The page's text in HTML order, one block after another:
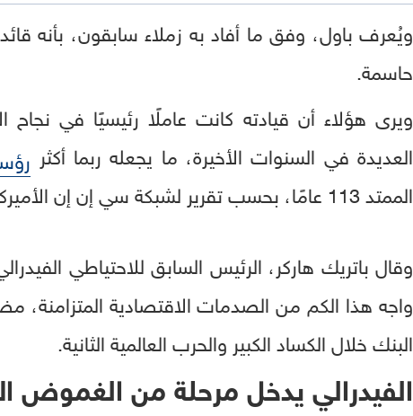
ويُعرف باول، وفق ما أفاد به زملاء سابقون، بأنه
حاسمة.
ويرى هؤلاء أن قيادته كانت عاملًا رئيسيًا في نجاح
العديدة في السنوات الأخيرة، ما يجعله ربما أكثر
الممتد 113 عامًا، بحسب تقرير لشبكة سي إن إن الأميركية.
وقال باتريك هاركر، الرئيس السابق للاحتياطي
واجه هذا الكم من الصدمات الاقتصادية المتزامنة،
البنك خلال الكساد الكبير والحرب العالمية الثانية.
الفيدرالي يدخل مرحلة من الغموض